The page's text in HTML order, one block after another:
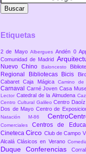
Etiquetas
2 de Mayo AlberguesAndén 0
Comunidad de Madrid
Nuevo Chino
Baloncesto
Regional
Bibliotecas Bicis
CabaretCaja MágicaCamino
Carnaval Carné JovenCasa
LectorCatedral de la Almudena
Centro Cultural GalileoCentro
Dos de Mayo Centro de
Natación M-86
ComercialesCentros de
CinetecaCirco Club de Campo
AlcaláClásicos en Verano
Duque Conferencias